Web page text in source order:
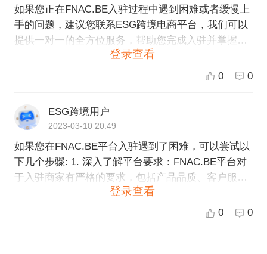
如果您正在FNAC.BE入驻过程中遇到困难或者缓慢上
手的问题，建议您联系ESG跨境电商平台，我们可以
提供一对一的全方位服务，帮助您完成入驻并掌握操
作技巧。我们的专业团队将协助您解决平台操作问
题，包括账号注册、店铺开设、商品上架、库存管
好地把握平台运营和营销策略。如果您对此有兴趣，
请联系ESG跨境电商进行进一步咨询。
登录查看
0 0
ESG跨境用户
2023-03-10 20:49
如果您在FNAC.BE平台入驻遇到了困难，可以尝试以
下几个步骤: 1. 深入了解平台要求：FNAC.BE平台对
于入驻商家有严格的要求，包括产品品质、客户服
务、退货政策等。您可以认真阅读平台入驻指南和相
登录查看
0 0